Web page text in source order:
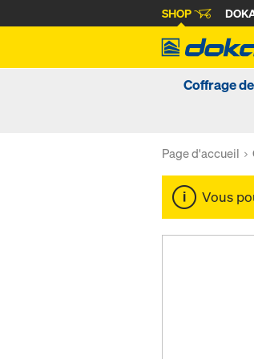
SHOP
Coffrage
Page d'accueil
Vous